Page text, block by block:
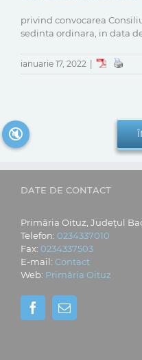
privind convocarea
sedinta ordinara, in data
ianuarie 17, 2022
DATE DE CONTACT
Primăria Oituz, Județul
Telefon: 0234337010
Fax: 0234337503
E-mail: Contact
Web: Primăria Oituz
🔇